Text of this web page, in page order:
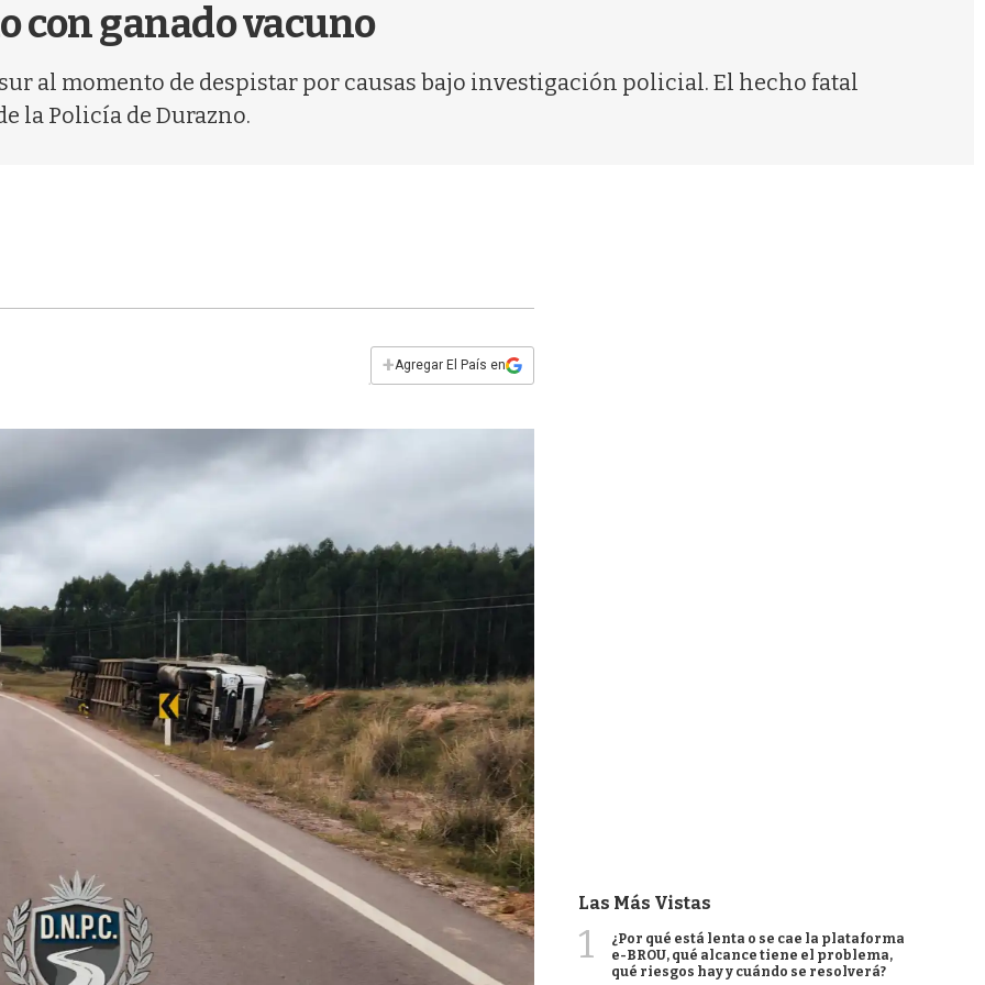
con ganado vacuno
al momento de despistar por causas bajo investigación policial. El hecho fatal
la Policía de Durazno.
+Agregar El País en
Las Más Vistas
1
¿Por qué está lenta o se cae la plataforma
e-BROU, qué alcance tiene el problema,
qué riesgos hay y cuándo se resolverá?